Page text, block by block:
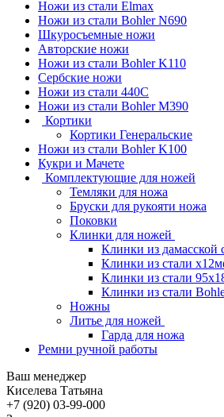
Ножи из стали Elmax
Ножи из стали Bohler N690
Шкуросъемные ножи
Авторские ножи
Ножи из стали Bohler K110
Сербские ножи
Ножи из стали 440С
Ножи из стали Bohler M390
Кортики
Кортики Генеральские
Ножи из стали Bohler K100
Кукри и Мачете
Комплектующие для ножей
Темляки для ножа
Бруски для рукояти ножа
Поковки
Клинки для ножей
Клинки из дамасской
Клинки из стали
Клинки из стали
Клинки из стали
Ножны
Литье для ножей
Гарда для ножа
Ремни ручной работы
Ваш менеджер
Киселева Татьяна
+7 (920) 03-99-000